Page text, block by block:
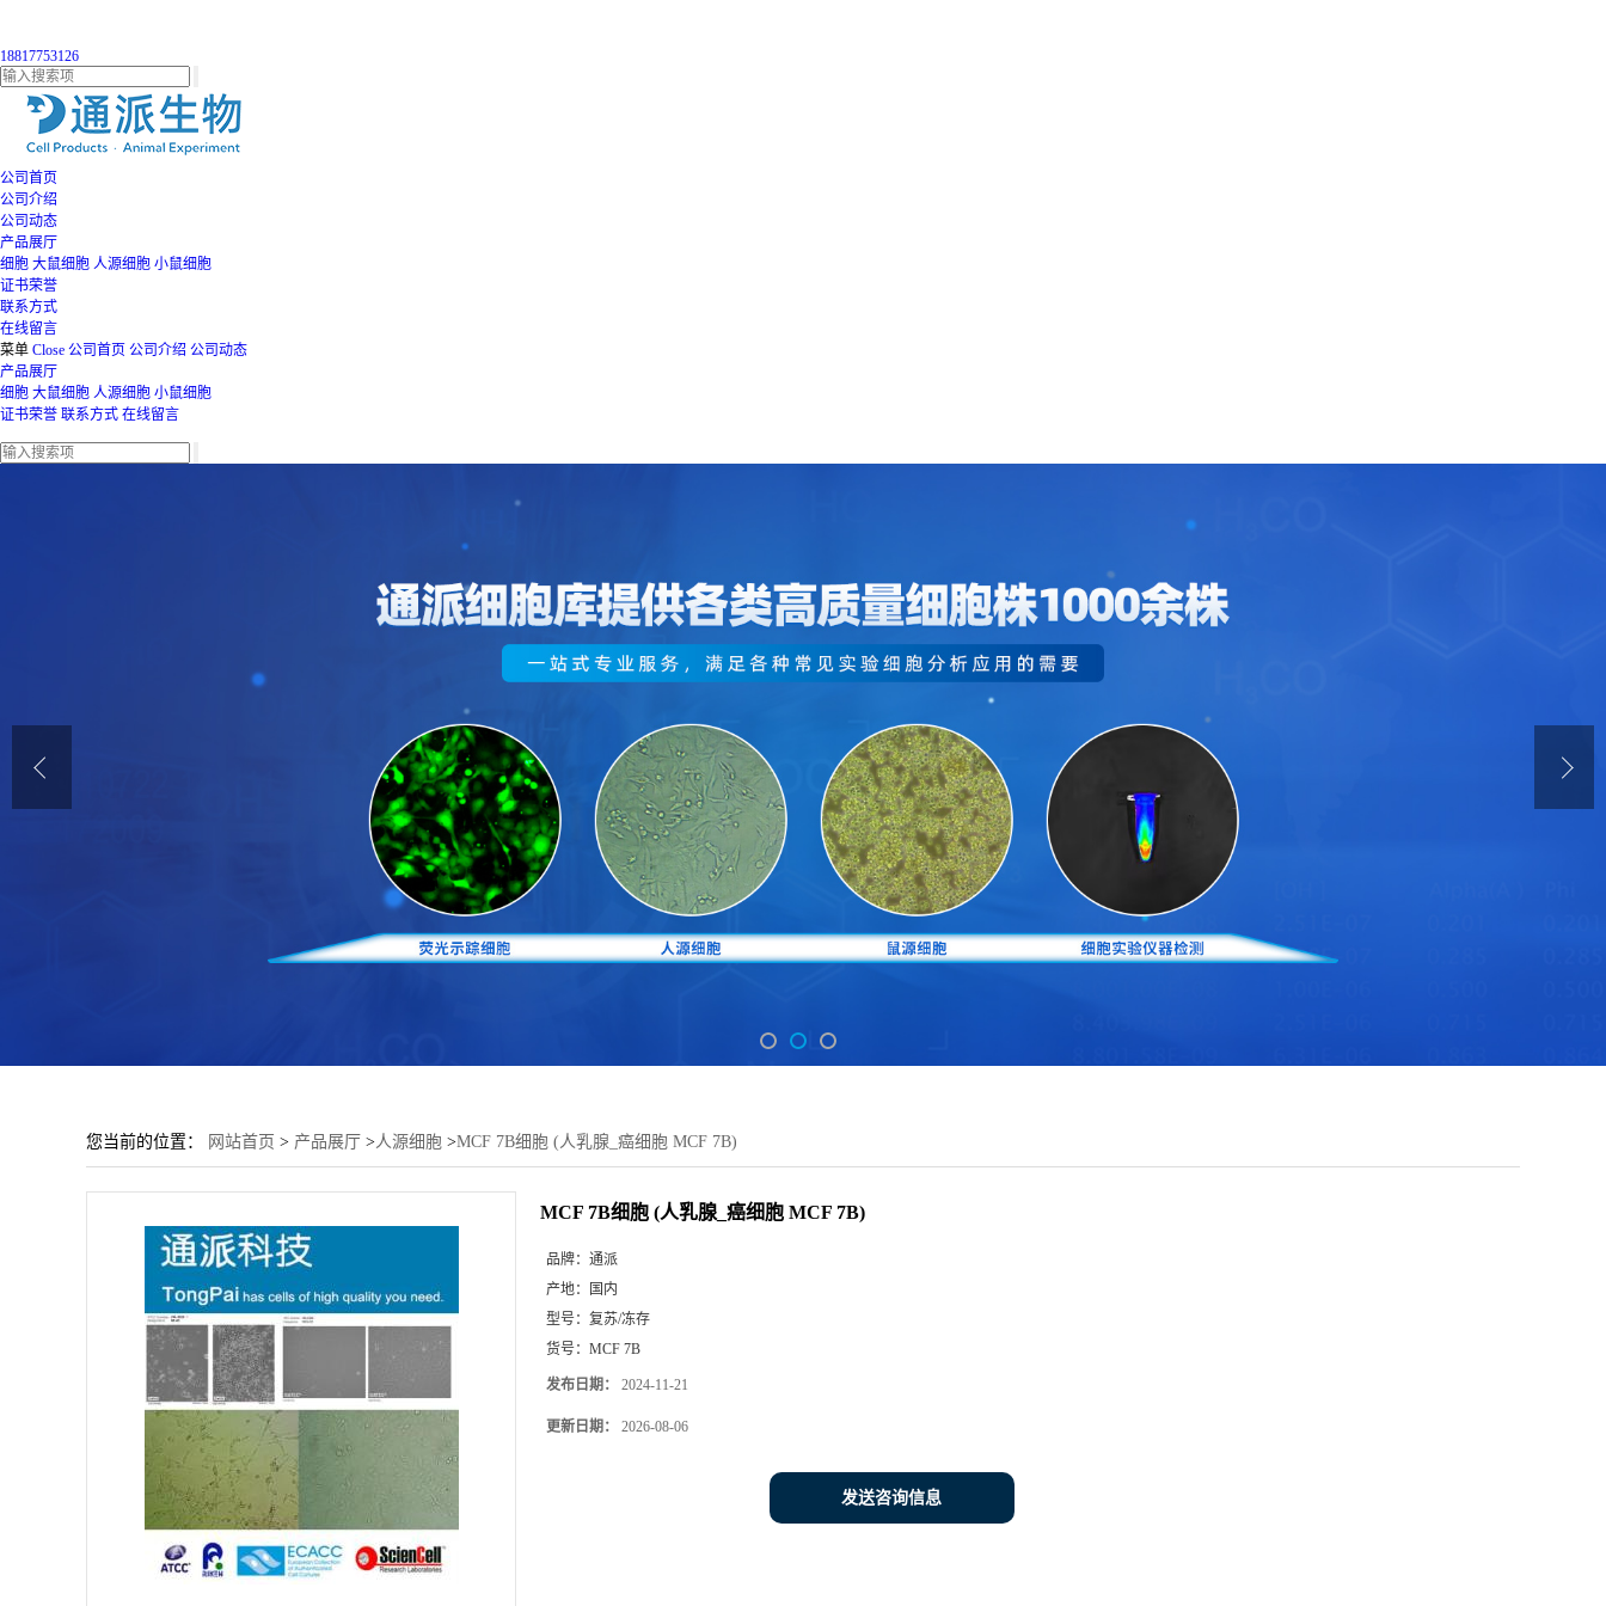
18817753126
公司首页
公司介绍
公司动态
产品展厅
细胞 大鼠细胞 人源细胞 小鼠细胞
证书荣誉
联系方式
在线留言
菜单 Close 公司首页 公司介绍 公司动态
产品展厅
细胞 大鼠细胞 人源细胞 小鼠细胞
证书荣誉 联系方式 在线留言
您当前的位置： 网站首页 > 产品展厅 >人源细胞 >MCF 7B细胞 (人乳腺_癌细胞 MCF 7B)
MCF 7B细胞 (人乳腺_癌细胞 MCF 7B)
品牌： 通派
产地：
国内
型号： 复苏/冻存
货号： MCF 7B
发布日期： 2024-11-21
更新日期： 2026-08-06
发送咨询信息